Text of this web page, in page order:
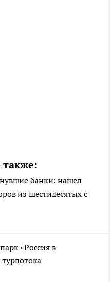
также:
банки: нашел
из шестидесятых с
«Россия в